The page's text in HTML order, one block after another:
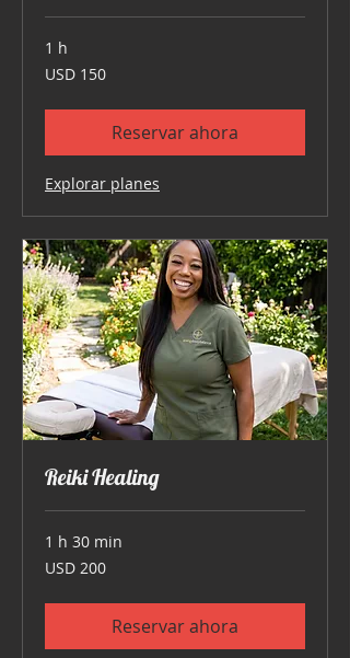
1 h
150
dólares
USD 150
Reservar ahora
Explorar planes
Reiki Healing
1 h 30 min
200
dólares
USD 200
Reservar ahora